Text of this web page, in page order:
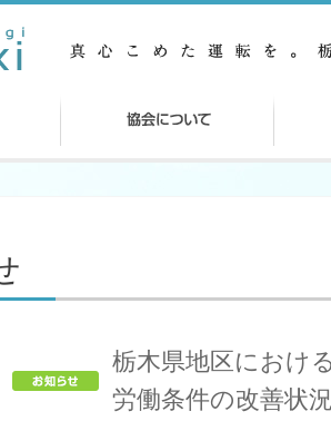
栃木県地区におけ
労働条件の改善状